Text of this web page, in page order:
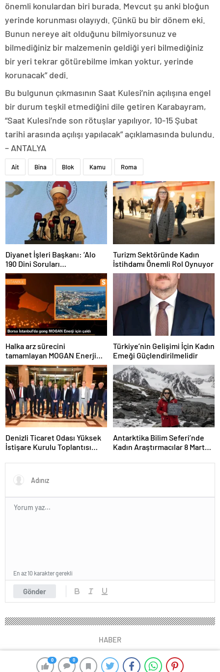
0 0
önemli konulardan biri burada. Mevcut şu anki bloğun
yerinde korunması olayıydı. Çünkü bu bir dönem eki.
Bunun nereye ait olduğunu bilmiyorsunuz ve
bilmediğiniz bir malzemenin geldiği yeri bilmediğiniz
bir yeri tekrar götürebilme imkan yoktur, yerinde
korunacak” dedi.
Bu bulgunun çıkmasının Saat Kulesi’nin açılışına engel
bir durum teşkil etmediğini dile getiren Karabayram,
“Saat Kulesi’nde son rötuşlar yapılıyor, 10-15 Şubat
tarihi arasında açılışı yapılacak” açıklamasında bulundu.
– ANTALYA
Ait Bina Blok Kamu Roma
Diyanet İşleri Başkanı: ‘Alo
190 Dini Soruları
Cevaplandırma Hattı’
Ramazan boyunca hizmette
olacak
Turizm Sektöründe Kadın
İstihdamı Önemli Rol Oynuyor
Halka arz sürecini
tamamlayan MOGAN Enerji
#MOGAN koduyla Borsa
İstanbul’da işlem görmeye
başladı
Türkiye’nin Gelişimi İçin Kadın
Emeği Güçlendirilmelidir
Denizli Ticaret Odası Yüksek
İstişare Kurulu Toplantısı
Antarktika Bilim Seferi’nde
Kadın Araştırmacılar 8 Mart
Mesajlarını İletti
Gönder
En az 10 karakter gerekli
HABER